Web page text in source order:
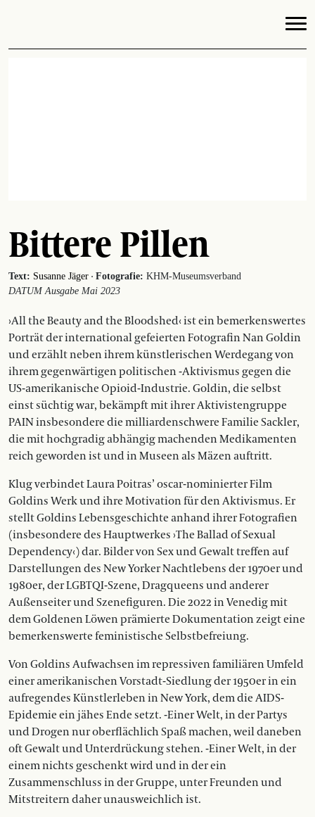
Bittere Pillen
Text: Susanne Jäger · Fotografie: KHM-Museumsverband
DATUM Ausgabe Mai 2023
›All the Beauty and the Bloodshed‹ ist ein bemerkenswertes
Porträt der international gefeierten Fotografin Nan Goldin
und erzählt neben ihrem künstlerischen Werdegang von
ihrem gegenwärtigen politischen -Aktivismus gegen die
US-amerikanische Opioid-Industrie. Goldin, die selbst
einst süchtig war, bekämpft mit ihrer Aktivistengruppe
PAIN insbesondere die milliardenschwere Familie Sackler,
die mit hochgradig abhängig machenden Medikamenten
reich geworden ist und in Museen als Mäzen auftritt.
Klug verbindet Laura Poitras’ oscar-nominierter Film
Goldins Werk und ihre Motivation für den Aktivismus. Er
stellt Goldins Lebensgeschichte anhand ihrer Fotografien
(insbesondere des Hauptwerkes ›The Ballad of Sexual
Dependency‹) dar. Bilder von Sex und Gewalt treffen auf
Darstellungen des New Yorker Nachtlebens der 1970er und
1980er, der LGBTQI-Szene, Dragqueens und anderer
Außenseiter und Szenefiguren. Die 2022 in Venedig mit
dem Goldenen Löwen prämierte Dokumentation zeigt eine
bemerkenswerte feministische Selbstbefreiung.
Von Goldins Aufwachsen im repressiven familiären Umfeld
einer amerikanischen Vorstadt-Siedlung der 1950er in ein
aufregendes Künstlerleben in New York, dem die AIDS-
Epidemie ein jähes Ende setzt. -Einer Welt, in der Partys
und Drogen nur oberflächlich Spaß machen, weil daneben
oft Gewalt und Unterdrückung stehen. -Einer Welt, in der
einem nichts geschenkt wird und in der ein
Zusammenschluss in der Gruppe, unter Freunden und
Mitstreitern daher unausweichlich ist.